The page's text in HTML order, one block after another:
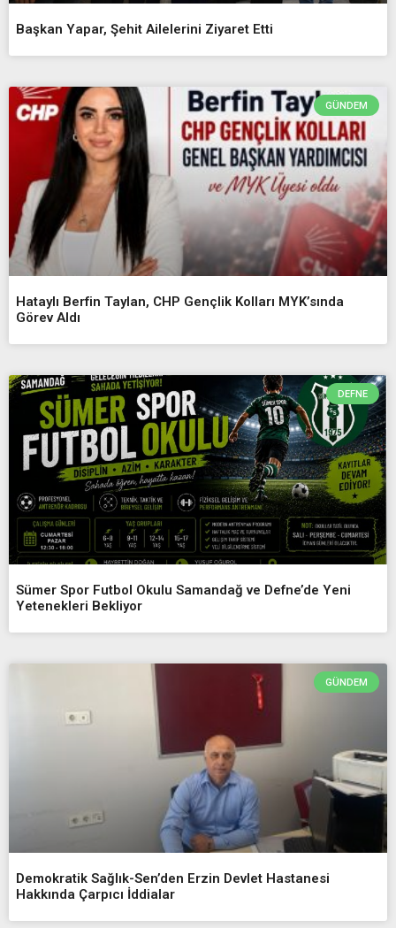
Başkan Yapar, Şehit Ailelerini Ziyaret Etti
GÜNDEM
Hataylı Berfin Taylan, CHP Gençlik Kolları MYK’sında
Görev Aldı
DEFNE
Sümer Spor Futbol Okulu Samandağ ve Defne’de Yeni
Yetenekleri Bekliyor
GÜNDEM
Demokratik Sağlık-Sen’den Erzin Devlet Hastanesi
Hakkında Çarpıcı İddialar